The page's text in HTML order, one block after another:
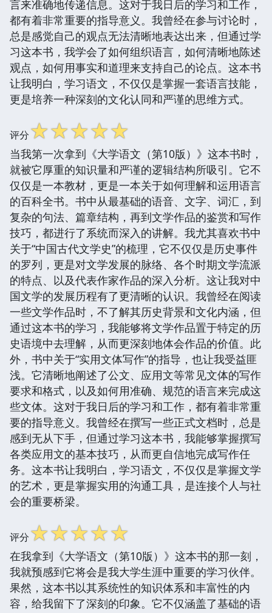
言来准确地传递信息。这对于我日后的学习和工作，
都有着非常重要的指导意义。我曾经在参与讨论时，
总是感觉自己的观点无法清晰地表达出来，但通过学
习这本书，我学会了如何组织语言，如何清晰地陈述
观点，如何用事实和道理来支持自己的论点。这本书
让我明白，学习语文，不仅仅是掌握一套语言技能，
更是培养一种深刻的文化认同和严谨的思维方式。
评分☆☆☆☆☆
当我第一次拿到《大学语文（第10版）》这本书时，
就被它厚重的知识量和严谨的逻辑结构所吸引。它不
仅仅是一本教材，更是一本关于如何理解和运用语言
的百科全书。书中从最基础的语音、文字、词汇，到
复杂的句法、篇章结构，再到文学作品的鉴赏和写作
技巧，都进行了系统而深入的讲解。我尤其喜欢书中
关于“中国古代文学史”的梳理，它不仅仅是历史事件
的罗列，更是对文学发展的脉络、各个时期文学流派
的特点、以及代表作家作品的深入分析。这让我对中
国文学的发展历程有了更清晰的认识。我曾经在阅读
一些文学作品时，不了解其历史背景和文化内涵，但
通过这本书的学习，我能够将文学作品置于特定的历
史语境中去理解，从而更深刻地体会作品的价值。此
外，书中关于“实用文体写作”的指导，也让我受益匪
浅。它清晰地阐述了公文、应用文等常见文体的写作
要求和格式，以及如何用准确、规范的语言来完成这
些文体。这对于我日后的学习和工作，都有着非常重
要的指导意义。我曾经在撰写一些正式文档时，总是
感到无从下手，但通过学习这本书，我能够掌握撰写
各类应用文的基本技巧，从而更自信地完成写作任
务。这本书让我明白，学习语文，不仅仅是掌握文学
的艺术，更是掌握实用的沟通工具，是连接个人与社
会的重要桥梁。
评分☆☆☆☆☆
在我拿到《大学语文（第10版）》这本书的那一刻，
我就预感到它将会是我大学生涯中重要的学习伙伴。
果然，这本书以其系统性的知识体系和丰富性的内
容，给我留下了深刻的印象。它不仅涵盖了基础的语